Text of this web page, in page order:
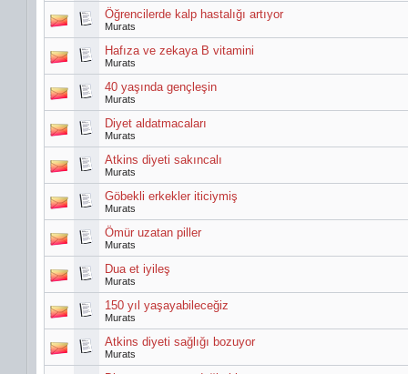
Öğrencilerde kalp hastalığı artıyor
Murats
Hafıza ve zekaya B vitamini
Murats
40 yaşında gençleşin
Murats
Diyet aldatmacaları
Murats
Atkins diyeti sakıncalı
Murats
Göbekli erkekler iticiymiş
Murats
Ömür uzatan piller
Murats
Dua et iyileş
Murats
150 yıl yaşayabileceğiz
Murats
Atkins diyeti sağlığı bozuyor
Murats